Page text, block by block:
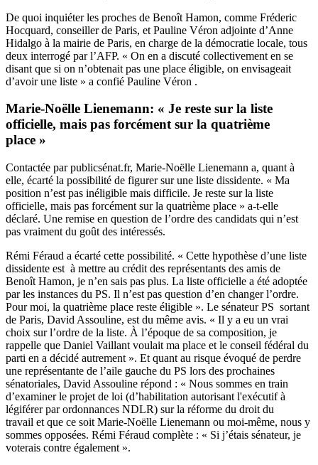
De quoi inquiéter les proches de Benoît Hamon, comme Fréderic
Hocquard, conseiller de Paris, et Pauline Véron adjointe d’Anne
Hidalgo à la mairie de Paris, en charge de la démocratie locale, tous
deux interrogé par l’AFP. « On en a discuté collectivement en se
disant que si on n’obtenait pas une place éligible, on envisageait
d’avoir une liste » a confié Pauline Véron .
Marie-Noëlle Lienemann: « Je reste sur la liste
officielle, mais pas forcément sur la quatrième
place »
Contactée par publicsénat.fr, Marie-Noëlle Lienemann a, quant à
elle, écarté la possibilité de figurer sur une liste dissidente. « Ma
position n’est pas inéligible mais difficile. Je reste sur la liste
officielle, mais pas forcément sur la quatrième place » a-t-elle
déclaré. Une remise en question de l’ordre des candidats qui n’est
pas vraiment du goût des intéressés.
Rémi Féraud a écarté cette possibilité. « Cette hypothèse d’une liste
dissidente est à mettre au crédit des représentants des amis de
Benoît Hamon, je n’en sais pas plus. La liste officielle a été adoptée
par les instances du PS. Il n’est pas question d’en changer l’ordre.
Pour moi, la quatrième place reste éligible ». Le sénateur PS sortant
de Paris, David Assouline, est du même avis. « Il y a eu un vrai
choix sur l’ordre de la liste. À l’époque de sa composition, je
rappelle que Daniel Vaillant voulait ma place et le conseil fédéral du
parti en a décidé autrement ». Et quant au risque évoqué de perdre
une représentante de l’aile gauche du PS lors des prochaines
sénatoriales, David Assouline répond : « Nous sommes en train
d’examiner le projet de loi (d’habilitation autorisant l'exécutif à
légiférer par ordonnances NDLR) sur la réforme du droit du
travail et que ce soit Marie-Noëlle Lienemann ou moi-même, nous y
sommes opposées. Rémi Féraud complète : « Si j’étais sénateur, je
voterais contre également ».